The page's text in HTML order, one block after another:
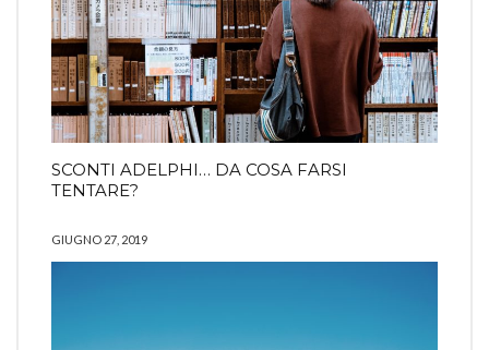
SCONTI ADELPHI… DA COSA FARSI
TENTARE?
GIUGNO 27, 2019